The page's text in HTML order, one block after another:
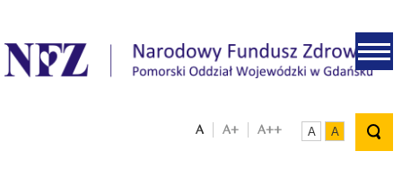
.
A A+ A++ A A